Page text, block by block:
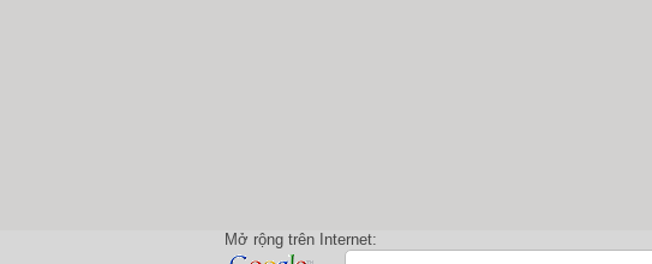
Mở rộng trên Internet: